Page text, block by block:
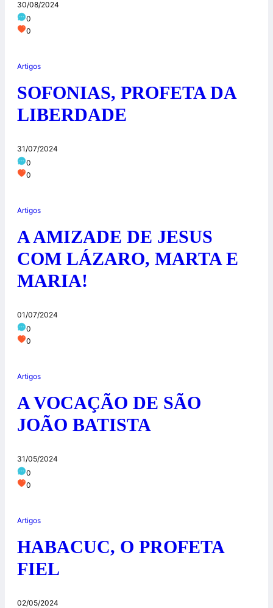
30/08/2024
0
0
Artigos
SOFONIAS, PROFETA DA
LIBERDADE
31/07/2024
0
0
Artigos
A AMIZADE DE JESUS
COM LÁZARO, MARTA E
MARIA!
01/07/2024
0
0
Artigos
A VOCAÇÃO DE SÃO
JOÃO BATISTA
31/05/2024
0
0
Artigos
HABACUC, O PROFETA
FIEL
02/05/2024